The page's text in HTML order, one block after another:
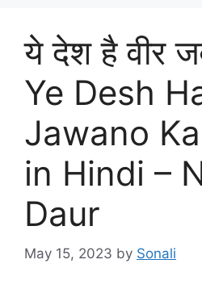
ये देश है वीर
Ye Desh
Jawano
in Hindi –
Daur
May 15, 2023 by Sonali